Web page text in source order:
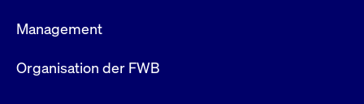
Management
Organisation der FWB